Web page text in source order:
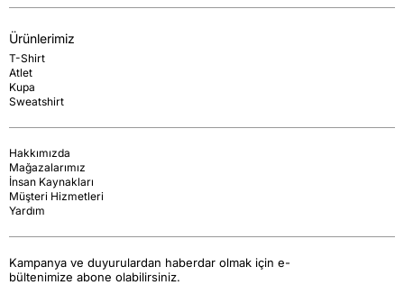
Ürünlerimiz
T-Shirt
Atlet
Kupa
Sweatshirt
Hakkımızda
Mağazalarımız
İnsan Kaynakları
Müşteri Hizmetleri
Yardım
Kampanya ve duyurulardan haberdar olmak için e-
bültenimize abone olabilirsiniz.